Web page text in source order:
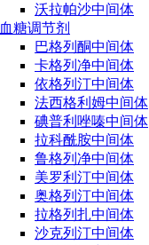
沃拉帕沙中间体
血糖调节剂
巴格列酮中间体
卡格列净中间体
依格列汀中间体
法西格利姆中间体
碘普利唑嗪中间体
拉科酰胺中间体
鲁格列净中间体
美罗利汀中间体
奥格列汀中间体
拉格列扎中间体
沙克列汀中间体